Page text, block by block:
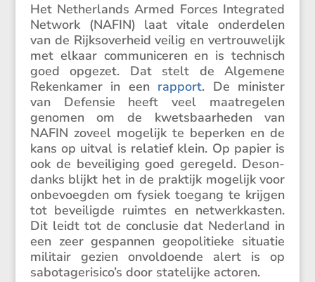
Het Nether­lands Armed Forces Integrated
Network (NAFIN) laat vitale onder­delen
van de Rijks­over­heid veilig en vertrou­we­lijk
met elkaar commu­ni­ceren en is technisch
goed opgezet. Dat stelt de Algemene
Reken­kamer in een rapport. De minister
van Defensie heeft veel maatre­gelen
genomen om de kwets­baar­heden van
NAFIN zoveel mogelijk te beperken en de
kans op uitval is relatief klein. Op papier is
ook de bevei­li­ging goed geregeld. Deson­
danks blijkt het in de praktijk mogelijk voor
onbevoegden om fysiek toegang te krijgen
tot bevei­ligde ruimtes en netwerk­kasten.
Dit leidt tot de conclusie dat Neder­land in
een zeer gespannen geopo­li­tieke situatie
militair gezien onvol­doende alert is op
sabotagerisico’s door state­lijke actoren.